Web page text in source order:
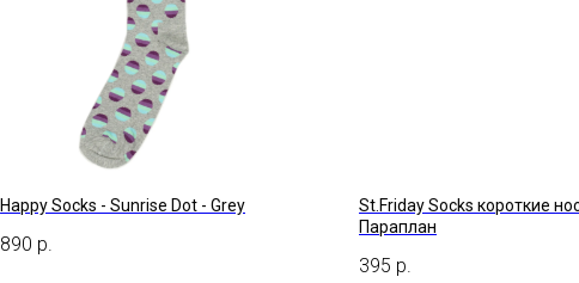
Happy Socks - Sunrise Dot - Grey
890 р.
St.Friday Socks короткие
Параплан
395 р.